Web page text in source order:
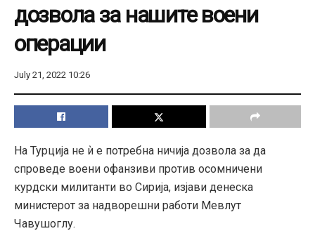
дозвола за нашите воени
операции
July 21, 2022 10:26
На Турција не ѝ е потребна ничија дозвола за да
спроведе воени офанзиви против осомничени
курдски милитанти во Сирија, изјави денеска
министерот за надворешни работи Мевлут
Чавушоглу.